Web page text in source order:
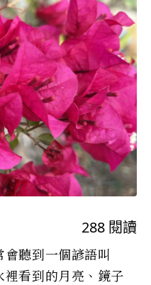
288 閱讀
聽到一個諺語叫
裡看到的月亮、鏡子